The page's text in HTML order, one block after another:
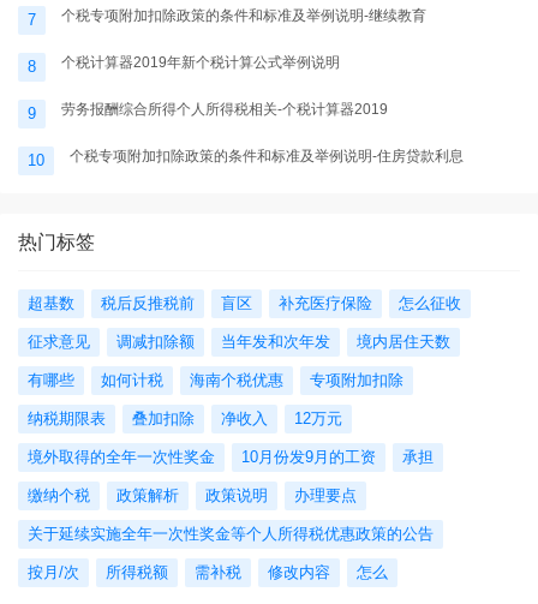
7 个税专项附加扣除政策的条件和标准及举例说明-继续教育
8 个税计算器2019年新个税计算公式举例说明
9 劳务报酬综合所得个人所得税相关-个税计算器2019
10 个税专项附加扣除政策的条件和标准及举例说明-住房贷款利息
热门标签
超基数 税后反推税前 盲区 补充医疗保险 怎么征收
征求意见 调减扣除额 当年发和次年发 境内居住天数
有哪些 如何计税 海南个税优惠 专项附加扣除
纳税期限表 叠加扣除 净收入 12万元
境外取得的全年一次性奖金 10月份发9月的工资 承担
缴纳个税 政策解析 政策说明 办理要点
关于延续实施全年一次性奖金等个人所得税优惠政策的公告
按月/次 所得税额 需补税 修改内容 怎么